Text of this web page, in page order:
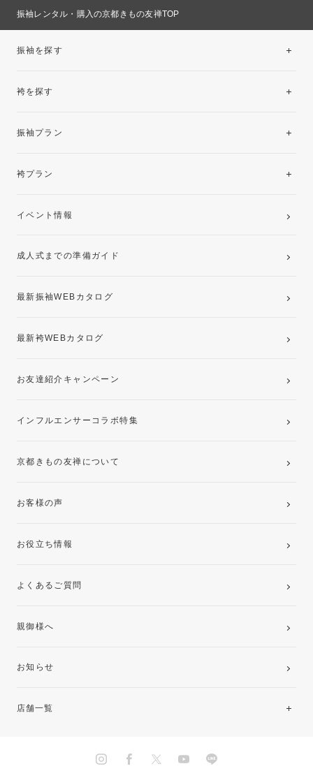
振袖レンタル・購入の京都きもの友禅TOP
振袖を探す
袴を探す
振袖プラン
レンタルプラン
袴プラン
卒業袴レンタルプラン
イベント情報
成人式までの準備ガイド
最新振袖WEBカタログ
最新袴WEBカタログ
お友達紹介キャンペーン
インフルエンサーコラボ特集
京都きもの友禅について
お客様の声
お役立ち情報
よくあるご質問
親御様へ
お知らせ
店舗一覧